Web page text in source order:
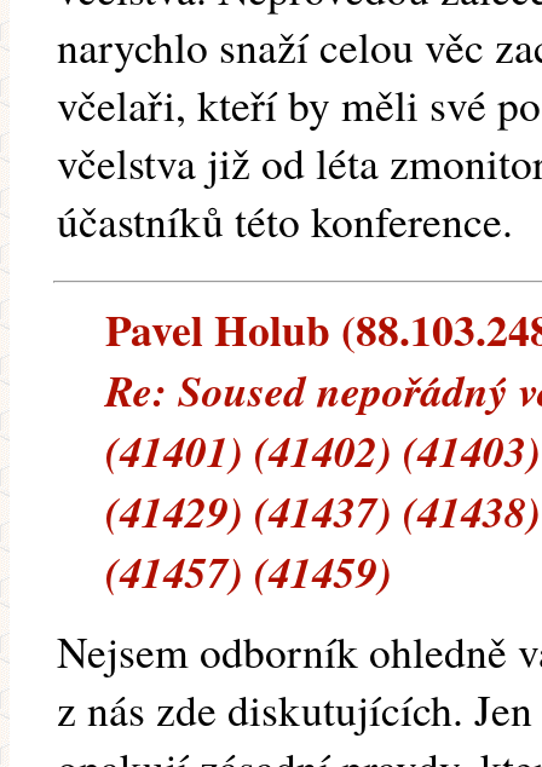
narychlo snaží celou věc
včelaři, kteří by měli své
včelstva již od léta
účastníků této konference.
Pavel Holub
Re: Soused nepořádný
(41401) (41402)
(41429) (41437)
(41457) (41459)
Nejsem odborník ohledně
z nás zde diskutujících.